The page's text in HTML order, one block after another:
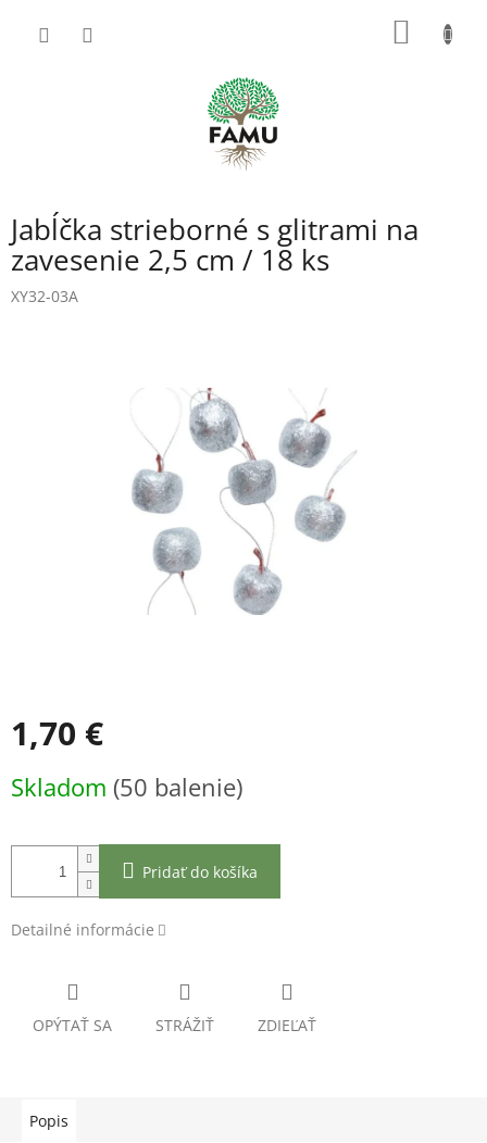
Jabĺčka strieborné s glitrami na
zavesenie 2,5 cm / 18 ks
XY32-03A
1,70 €
cena:
Skladom (50 balenie)
Pridať do košíka
Detailné informácie
OPÝTAŤ SA STRÁŽIŤ ZDIEĽAŤ
Popis